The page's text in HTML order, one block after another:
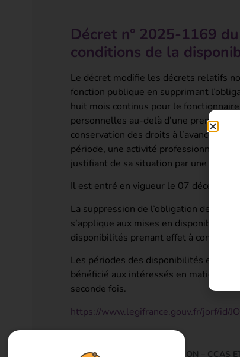
Décret n° 2025-1169
conditions de la
Le décret modifie les décrets relatifs
fonction publique en supprimant
huit mois continus pour le
personnelles au-delà d’une première
conservation des droits à
période, une activité professionnelle,
justifiant de sa situation par une
Il est entré en vigueur le 07 décembre
La suppression de l’obligation de
s’applique aux mises en disponibilité
disponibilités prenant effet à compter
Les périodes des disponibilités en
bénéficié aux intéressés en matière de
seconde fois.
https://www.legifrance.gouv.fr/jorf/id/
CONDITIONS D’ASSIMILATION – CCAS